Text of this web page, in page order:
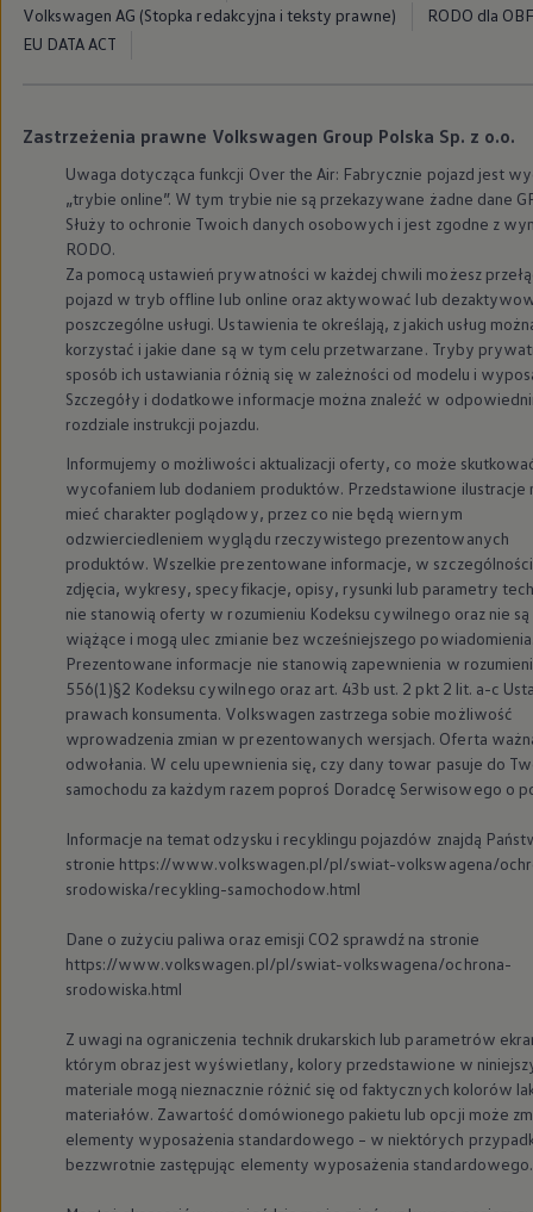
Modele sportowe
Leasing i najem dla firm
Kalkulator finansowy
Kredyt i najem
Kredyt
Najem
Finansowanie aut używanych
Ubezpieczenia i gwarancje
Ubezpieczenia komunikacyjne
Ubezpieczenie GAP/RTI
Gwarancje
Zakup i finansowanie dla biznesu
Leasing dla biznesu
Mała flota
Duża flota
Skonfiguruj Volkswagena
Poradnik kupującego
Volkswagen dla biznesu
Serwis, akcesoria i aktualizacje
myVolkswagen
Serwis i części
Przegląd okresowy
Naprawy i przeglądy
Olej silnikowy i płyny eksploatacyjne
Koła i opony
Pomoc w razie wypadku i awarii
Serwis i części na raty
Pakiet przeglądów dla Twojego Volkswagena
Badanie satysfakcji klienta – oceń nasz serwis
Ubezpieczenie opon
Akcesoria
Koła zimowe
Personalizacja
Urządzenia ładujące
Ochrona i pielęgnacja
Rozwiązania transportowe i bagażowe
Elektronika i rozrywka
Usługi cyfrowe
Aktualizacje oprogramowania, map i radia
Znajdź usługi dla swojego modelu
Połączenie telefonu komórkowego z pojazdem
We Charge
Strefa kierowcy
Elektroniczna Instrukcja Obsługi
Informacje dla klientów
Informator o pojeździe
Volkswagen AG (Stopka redakcyjna i teksty prawne)
RODO dla
EU DATA ACT
Zastrzeżenia prawne Volkswagen Group Polska Sp. z o.o.
Uwaga dotycząca funkcji Over the Air: Fabrycznie pojazd jest
„trybie online”. W tym trybie nie są przekazywane żadne dane
Służy to ochronie Twoich danych osobowych i jest zgodne z
RODO.
Za pomocą ustawień prywatności w każdej chwili możesz
pojazd w tryb offline lub online oraz aktywować lub
poszczególne usługi. Ustawienia te określają, z jakich usług
korzystać i jakie dane są w tym celu przetwarzane. Tryby
sposób ich ustawiania różnią się w zależności od modelu i
Szczegóły i dodatkowe informacje można znaleźć w
rozdziale instrukcji pojazdu.
Informujemy o możliwości aktualizacji oferty, co może
wycofaniem lub dodaniem produktów. Przedstawione ilustracje
mieć charakter poglądowy, przez co nie będą wiernym
odzwierciedleniem wyglądu rzeczywistego prezentowanych
produktów. Wszelkie prezentowane informacje, w szczególności
zdjęcia, wykresy, specyfikacje, opisy, rysunki lub parametry
nie stanowią oferty w rozumieniu Kodeksu cywilnego oraz nie są
wiążące i mogą ulec zmianie bez wcześniejszego
Prezentowane informacje nie stanowią zapewnienia w
556(1)§2 Kodeksu cywilnego oraz art. 43b ust. 2 pkt 2 lit. a-c
prawach konsumenta. Volkswagen zastrzega sobie możliwość
wprowadzenia zmian w prezentowanych wersjach. Oferta
odwołania. W celu upewnienia się, czy dany towar pasuje do
samochodu za każdym razem poproś Doradcę Serwisowego o
Informacje na temat odzysku i recyklingu pojazdów znajdą
stronie https://www.volkswagen.pl/pl/swiat-volkswagena/
srodowiska/recykling-samochodow.html
Dane o zużyciu paliwa oraz emisji CO2 sprawdź na stronie
https://www.volkswagen.pl/pl/swiat-volkswagena/ochrona-
srodowiska.html
Z uwagi na ograniczenia technik drukarskich lub parametrów
którym obraz jest wyświetlany, kolory przedstawione w
materiale mogą nieznacznie różnić się od faktycznych kolorów
materiałów. Zawartość domówionego pakietu lub opcji może
elementy wyposażenia standardowego – w niektórych
bezzwrotnie zastępując elementy wyposażenia standardowego.